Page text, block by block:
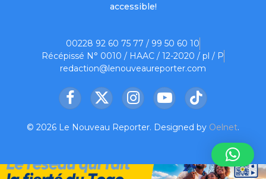
accessible!
00228 92 60 75 77 / 99 50 60 10
Récépissé N° 0010 / HAAC / 12-2020 / pl / P
redaction@lenouveaureporter.com
Facebook
X
InstagramYouTubeTikTok
© 2026 Le Nouveau Reporter. Designed by Oelnet.